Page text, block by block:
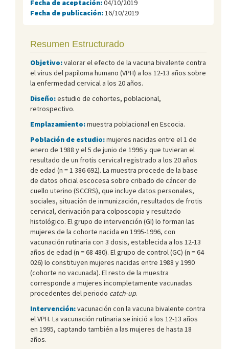
Fecha de aceptación:04/10/2019
Fecha de publicación: 16/10/2019
Resumen Estructurado
Objetivo:valorar el efecto de la vacuna bivalente contra
el virus del papiloma humano (VPH) a los 12-13 años sobre
la enfermedad cervical a los 20 años.
Diseño:estudio de cohortes, poblacional,
retrospectivo.
Emplazamiento:muestra poblacional en Escocia.
Población de estudio:mujeres nacidas entre el 1 de
enero de 1988 y el 5 de junio de 1996 y que tuvieran el
resultado de un frotis cervical registrado a los 20 años
de edad (n = 1 386 692). La muestra procede de la base
de datos oficial escocesa sobre cribado de cáncer de
cuello uterino (SCCRS), que incluye datos personales,
sociales, situación de inmunización, resultados de frotis
cervical, derivación para colposcopia y resultado
histológico. El grupo de intervención (GI) lo forman las
mujeres de la cohorte nacida en 1995-1996, con
vacunación rutinaria con 3 dosis, establecida a los 12-13
años de edad (n = 68 480). El grupo de control (GC) (n = 64
026) lo constituyen mujeres nacidas entre 1988 y 1990
(cohorte no vacunada). El resto de la muestra
corresponde a mujeres incompletamente vacunadas
procedentes del periodo catch-up.
Intervención:vacunación con la vacuna bivalente contra
el VPH. La vacunación rutinaria se inició a los 12-13 años
en 1995, captando también a las mujeres de hasta 18
años.